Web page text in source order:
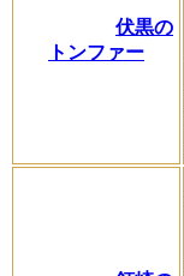
伏黒の
トンファー